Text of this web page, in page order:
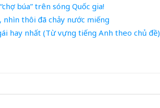
búa” trên sóng Quốc gia!
thôi đã chảy nước miếng
hay nhất (Từ vựng tiếng Anh theo chủ đề)